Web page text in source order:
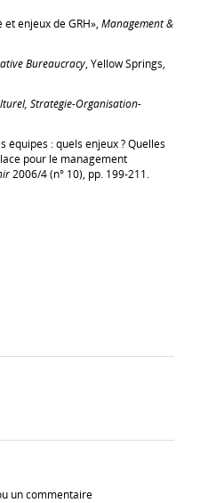
enjeux de GRH», Management &
Bureaucracy, Yellow Springs,
Stratégie-Organisation-
équipes : quels enjeux ? Quelles
pour le management
2006/4 (n° 10), pp. 199-211.
un commentaire